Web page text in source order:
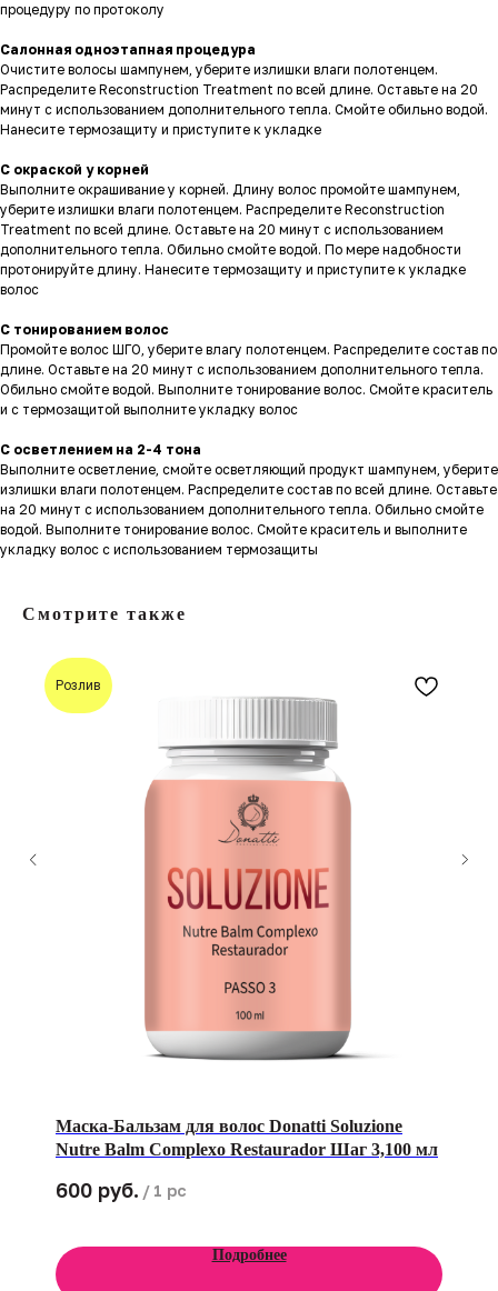
процедуру по протоколу
Салонная одноэтапная процедура
Очистите волосы шампунем, уберите излишки влаги полотенцем.
Распределите Reconstruction Treatment по всей длине. Оставьте на 20
минут с использованием дополнительного тепла. Смойте обильно водой.
Нанесите термозащиту и приступите к укладке
С окраской у корней
Выполните окрашивание у корней. Длину волос промойте шампунем,
уберите излишки влаги полотенцем. Распределите Reconstruction
Treatment по всей длине. Оставьте на 20 минут с использованием
дополнительного тепла. Обильно смойте водой. По мере надобности
протонируйте длину. Нанесите термозащиту и приступите к укладке
волос
С тонированием волос
Промойте волос ШГО, уберите влагу полотенцем. Распределите состав по
длине. Оставьте на 20 минут с использованием дополнительного тепла.
Обильно смойте водой. Выполните тонирование волос. Смойте краситель
и с термозащитой выполните укладку волос
С осветлением на 2-4 тона
Выполните осветление, смойте осветляющий продукт шампунем, уберите
излишки влаги полотенцем. Распределите состав по всей длине. Оставьте
на 20 минут с использованием дополнительного тепла. Обильно смойте
водой. Выполните тонирование волос. Смойте краситель и выполните
укладку волос с использованием термозащиты
Смотрите также
Розлив
Маска-Бальзам для волос Donatti Soluzione
Nutre Balm Complexo Restaurador Шаг 3,100 мл
600 руб. / 1 pc
Подробнее